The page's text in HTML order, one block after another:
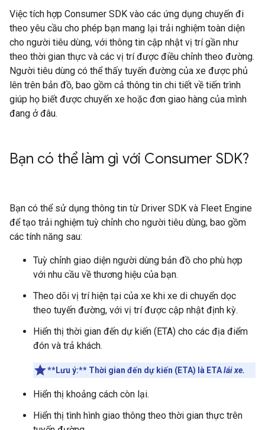
Việc tích hợp Consumer SDK vào các ứng dụng chuyến đi
theo yêu cầu cho phép bạn mang lại trải nghiệm toàn diện
cho người tiêu dùng, với thông tin cập nhật vị trí gần như
theo thời gian thực và các vị trí được điều chỉnh theo đường.
Người tiêu dùng có thể thấy tuyến đường của xe được phủ
lên trên bản đồ, bao gồm cả thông tin chi tiết về tiến trình
giúp họ biết được chuyến xe hoặc đơn giao hàng của mình
đang ở đâu.
Bạn có thể làm gì với Consumer SDK?
Bạn có thể sử dụng thông tin từ Driver SDK và Fleet Engine
để tạo trải nghiệm tuỳ chỉnh cho người tiêu dùng, bao gồm
các tính năng sau:
Tuỳ chỉnh giao diện người dùng bản đồ cho phù hợp
với nhu cầu về thương hiệu của bạn.
Theo dõi vị trí hiện tại của xe khi xe di chuyển dọc
theo tuyến đường, với vị trí được cập nhật định kỳ.
Hiển thị thời gian đến dự kiến (ETA) cho các địa điểm
đón và trả khách.
**Lưu ý:** Thời gian đến dự kiến (ETA) là ETAlái xe.
Hiển thị khoảng cách còn lại.
Hiển thị tình hình giao thông theo thời gian thực trên